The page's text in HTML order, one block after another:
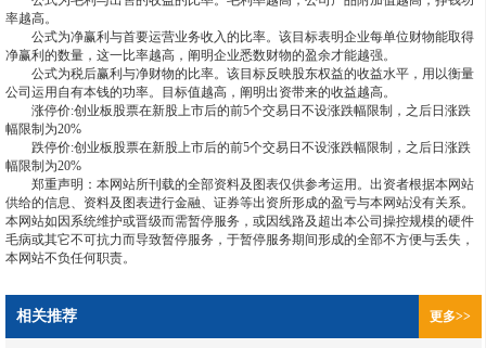
率越高。
公式为净赢利与首要运营业务收入的比率。该目标表明企业每单位财物能取得
净赢利的数量，这一比率越高，阐明企业悉数财物的盈余才能越强。
公式为税后赢利与净财物的比率。该目标反映股东权益的收益水平，用以衡量
公司运用自有本钱的功率。目标值越高，阐明出资带来的收益越高。
涨停价:创业板股票在新股上市后的前5个交易日不设涨跌幅限制，之后日涨跌
幅限制为20%
跌停价:创业板股票在新股上市后的前5个交易日不设涨跌幅限制，之后日涨跌
幅限制为20%
郑重声明：本网站所刊载的全部资料及图表仅供参考运用。出资者根据本网站
供给的信息、资料及图表进行金融、证券等出资所形成的盈亏与本网站没有关系。
本网站如因系统维护或晋级而需暂停服务，或因线路及超出本公司操控规模的硬件
毛病或其它不可抗力而导致暂停服务，于暂停服务期间形成的全部不方便与丢失，
本网站不负任何职责。
相关推荐 更多>>